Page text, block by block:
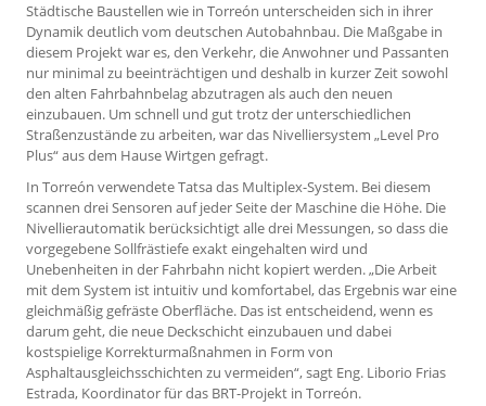
Städtische Baustellen wie in Torreón unterscheiden sich in ihrer
Dynamik deutlich vom deutschen Autobahnbau. Die Maßgabe in
diesem Projekt war es, den Verkehr, die Anwohner und Passanten
nur minimal zu beeinträchtigen und deshalb in kurzer Zeit sowohl
den alten Fahrbahnbelag abzutragen als auch den neuen
einzubauen. Um schnell und gut trotz der unterschiedlichen
Straßenzustände zu arbeiten, war das Nivelliersystem „Level Pro
Plus“ aus dem Hause Wirtgen gefragt.
In Torreón verwendete Tatsa das Multiplex-System. Bei diesem
scannen drei Sensoren auf jeder Seite der Maschine die Höhe. Die
Nivellierautomatik berücksichtigt alle drei Messungen, so dass die
vorgegebene Sollfrästiefe exakt eingehalten wird und
Unebenheiten in der Fahrbahn nicht kopiert werden. „Die Arbeit
mit dem System ist intuitiv und komfortabel, das Ergebnis war eine
gleichmäßig gefräste Oberfläche. Das ist entscheidend, wenn es
darum geht, die neue Deckschicht einzubauen und dabei
kostspielige Korrekturmaßnahmen in Form von
Asphaltausgleichsschichten zu vermeiden“, sagt Eng. Liborio Frias
Estrada, Koordinator für das BRT-Projekt in Torreón.